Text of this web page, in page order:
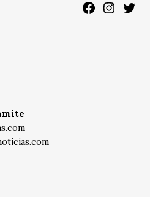
Facebook